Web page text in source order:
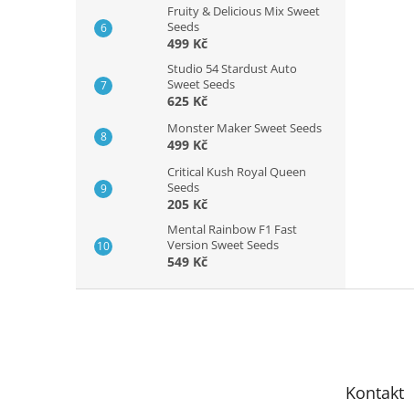
Fruity & Delicious Mix Sweet
Seeds
499 Kč
Studio 54 Stardust Auto
Sweet Seeds
625 Kč
Monster Maker Sweet Seeds
499 Kč
Critical Kush Royal Queen
Seeds
205 Kč
Mental Rainbow F1 Fast
Version Sweet Seeds
549 Kč
Kontakt